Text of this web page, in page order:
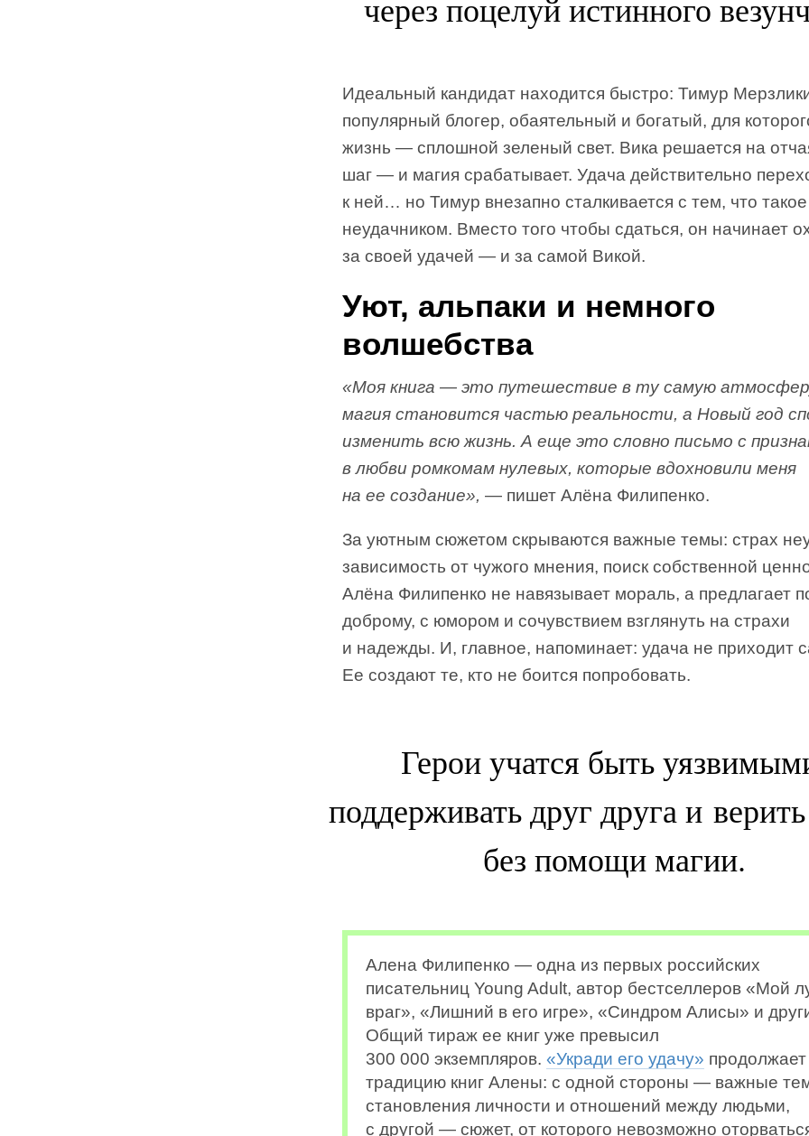
через поцелуй истинного
Идеальный кандидат находится быстро: Тимур
популярный блогер, обаятельный и богатый, для
жизнь — сплошной зеленый свет. Вика решается на
шаг — и магия срабатывает. Удача действительно
к ней… но Тимур внезапно сталкивается с тем, что
неудачником. Вместо того чтобы сдаться, он начинает
за своей удачей — и за самой Викой.
Уют, альпаки и немного
волшебства
«Моя книга — это путешествие в ту самую
магия становится частью реальности, а Новый год
изменить всю жизнь. А еще это словно письмо с
в любви ромкомам нулевых, которые вдохновили меня
на ее создание», — пишет Алёна Филипенко.
За уютным сюжетом скрываются важные темы: страх
зависимость от чужого мнения, поиск собственной
Алёна Филипенко не навязывает мораль, а предлагает
доброму, с юмором и сочувствием взглянуть на страхи
и надежды. И, главное, напоминает: удача не приходит
Ее создают те, кто не боится попробовать.
Герои учатся быть
поддерживать друг друга и
без помощи магии.
Алена Филипенко — одна из первых российских
писательниц Young Adult, автор бестселлеров «Мой
враг», «Лишний в его игре», «Синдром Алисы» и
Общий тираж ее книг уже превысил
300 000 экземпляров. «Укради его удачу» продолжает
традицию книг Алены: с одной стороны — важные
становления личности и отношений между людьми,
с другой — сюжет, от которого невозможно